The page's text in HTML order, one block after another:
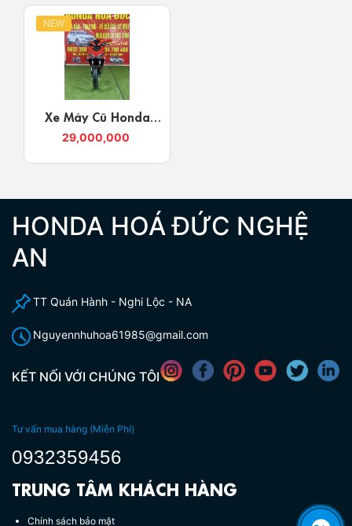
NEW
Xe Máy Cũ Honda
Winnerx V3 Tại Cửa
Hàng Honda Hóa Đức
29,000,000
HONDA HOÁ ĐỨC NGHỆ
AN
TT Quán Hành - Nghi Lộc - NA
Nguyennhuhoa61985@gmail.com
KẾT NỐI VỚI CHÚNG TÔI
Tư vấn mua hàng (Miễn Phí)
0932359456
TRUNG TÂM KHÁCH HÀNG
Chính sách bảo mật